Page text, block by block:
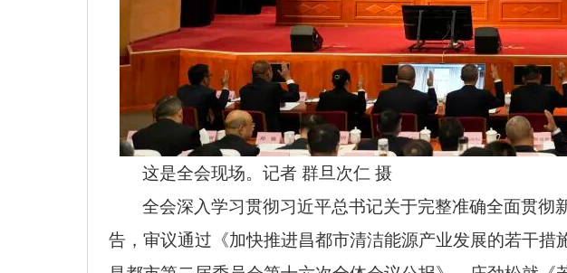
这是全会现场。记者 群旦次仁 摄
全会深入学习贯彻习近平总书记关于完整准确全面贯
告，审议通过《加快推进昌都市清洁能源产业发展的若干